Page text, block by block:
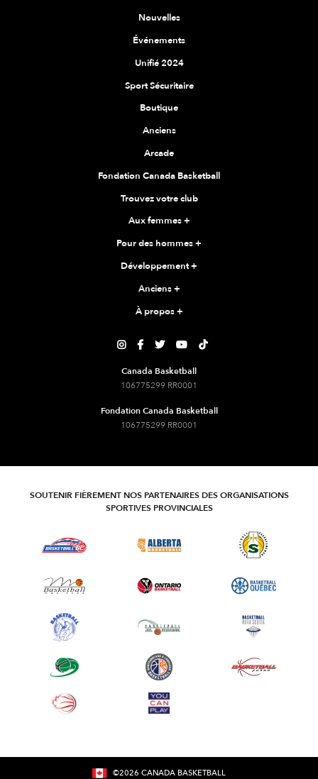
Nouvelles
Événements
Unifié 2024
Sport Sécuritaire
Boutique
Anciens
Arcade
Fondation Canada Basketball
Trouvez votre club
Aux femmes+
Pour des hommes+
Développement+
Anciens+
À propos+
    
Canada Basketball
106775299 RR0001
Fondation Canada Basketball
106775299 RR0001
SOUTENIR FIÈREMENT NOS PARTENAIRES DES ORGANISATIONS
SPORTIVES PROVINCIALES
©2026 CANADA BASKETBALL